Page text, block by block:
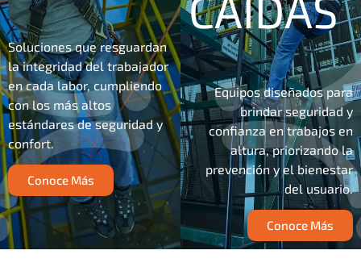
en
altura y
trabajo
seguro
ASESÓRATE
Soluciones que resguardan
la integridad del trabajador
en cada labor, cumpliendo
con los más altos
estándares de seguridad y
confort.
Conoce Más
Equipos diseñados para
brindar seguridad y
confianza en trabajos en
altura, priorizando la
prevención y el bienestar
del usuario.
Conoce Más